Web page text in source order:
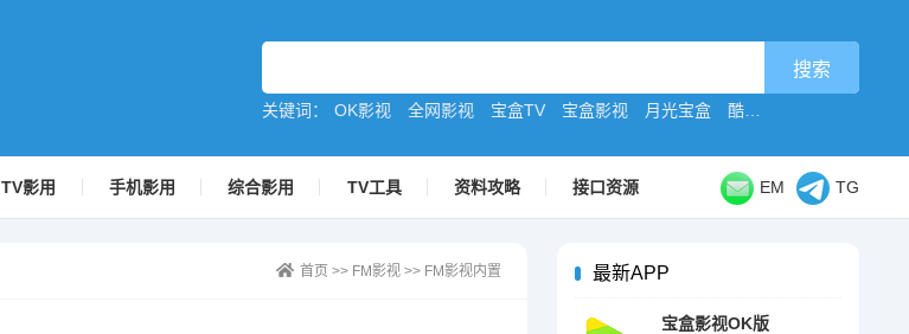
关键词： OK影视 全网影视 宝盒TV 宝盒影视 月光宝盒 酷9原版
TV影用 手机影用 综合影用 TV工具 资料攻略 接口资源 EM TG
最新APP
宝盒影视OK版
首页 >> FM影视 >> FM影视内置